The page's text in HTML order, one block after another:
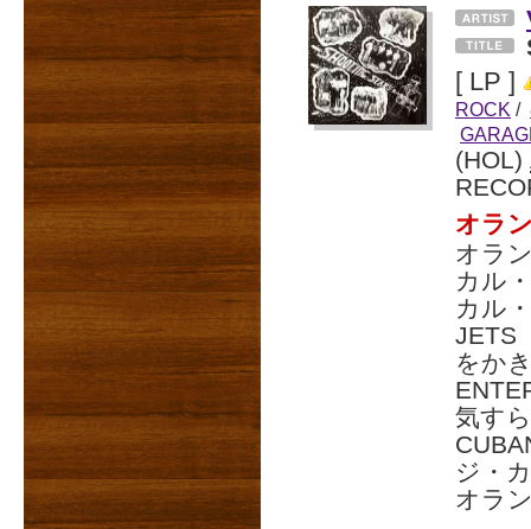
[ LP ]
ROCK /
(HOL)
オラ
オラ
カル
カル
JETS
をか
気す
ジ・
オラ